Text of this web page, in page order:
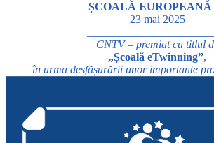
ȘCOALĂ EUROPEANĂ
23 mai 2025
CNTV – premiat cu titlul
„Școală eTwinning”,
în urma desfășurării unor importante